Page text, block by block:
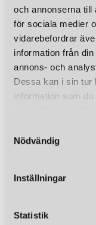
och annonserna till
för sociala medier
vidarebefordrar
information från
annons- och
Dessa kan i sin tur
information som
Nödvändig
Inställningar
Statistik